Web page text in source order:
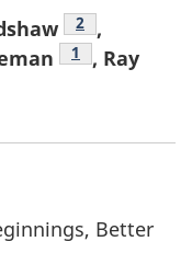
Footnote
2
,
Footnote
1
, Ray
de bas de page
Better
de bas de page